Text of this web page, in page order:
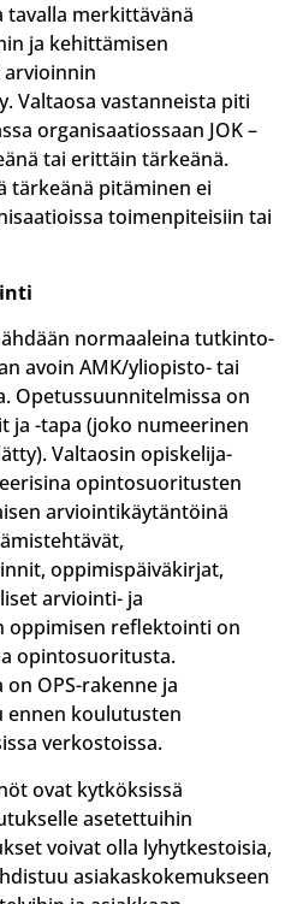
merkittävänä
ja kehittämisen
arvioinnin
Valtaosa vastanneista piti
organisaatiossaan JOK –
tai erittäin tärkeänä.
tärkeänä pitäminen ei
toimenpiteisiin tai
normaaleina tutkinto-
avoin AMK/yliopisto- tai
Opetussuunnitelmissa on
-tapa (joko numeerinen
Valtaosin opiskelija-
opintosuoritusten
arviointikäytäntöinä
oppimispäiväkirjat,
arviointi- ja
oppimisen reflektointi on
opintosuoritusta.
OPS-rakenne ja
koulutusten
verkostoissa.
ovat kytköksissä
asetettuihin
voivat olla lyhytkestoisia,
asiakaskokemukseen